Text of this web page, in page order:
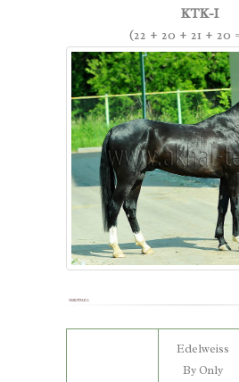
KTK-I
(22 + 20 + 21 + 20
Edelweiss
By Only